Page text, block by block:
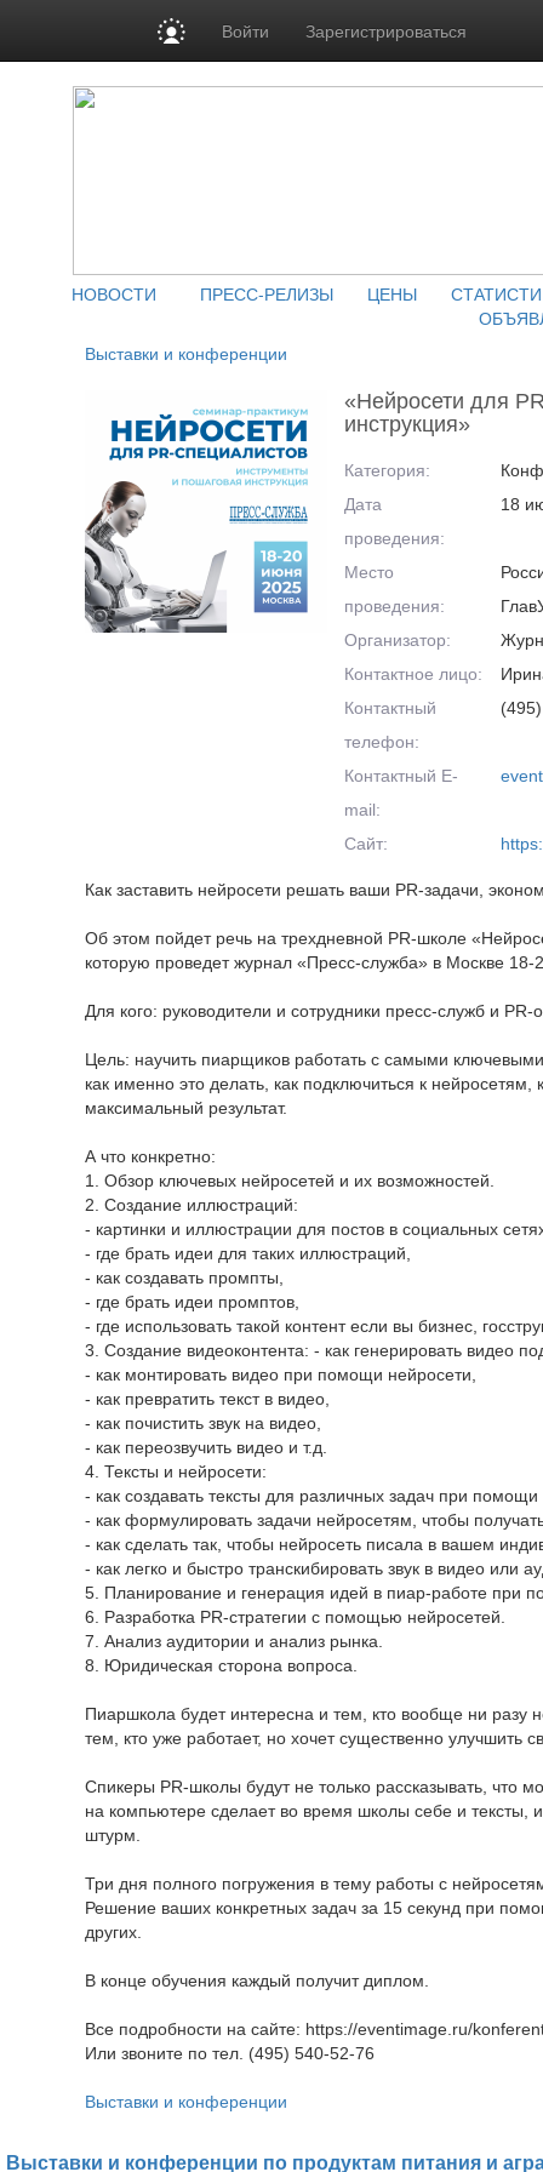
Войти Зарегистрироваться
НОВОСТИ ПРЕСС-РЕЛИЗЫ ЦЕНЫ
Выставки и конференции
«Нейросети для
инструкция»
Категория:
Дата
проведения:
18
Место
проведения:
Организатор:
Контактное лицо:
Контактный
телефон:
Контактный E-
mail:
Сайт:
Как заставить нейросети решать ваши PR-задачи,
Об этом пойдет речь на трехдневной PR-школе
которую проведет журнал «Пресс-служба» в Москве
Для кого: руководители и сотрудники пресс-служб и
Цель: научить пиарщиков работать с самыми
как именно это делать, как подключиться к
максимальный результат.
А что конкретно:
1. Обзор ключевых нейросетей и их возможностей.
2. Создание иллюстраций:
- картинки и иллюстрации для постов в социальных
- где брать идеи для таких иллюстраций,
- как создавать промпты,
- где брать идеи промптов,
- где использовать такой контент если вы бизнес,
3. Создание видеоконтента: - как генерировать видео
- как монтировать видео при помощи нейросети,
- как превратить текст в видео,
- как почистить звук на видео,
- как переозвучить видео и т.д.
4. Тексты и нейросети:
- как создавать тексты для различных задач при
- как формулировать задачи нейросетям, чтобы
- как сделать так, чтобы нейросеть писала в вашем
- как легко и быстро транскибировать звук в видео или
5. Планирование и генерация идей в пиар-работе при
6. Разработка PR-стратегии с помощью нейросетей.
7. Анализ аудитории и анализ рынка.
8. Юридическая сторона вопроса.
Пиаршкола будет интересна и тем, кто вообще ни разу
тем, кто уже работает, но хочет существенно улучшить
Спикеры PR-школы будут не только рассказывать, что
на компьютере сделает во время школы себе и тексты,
штурм.
Три дня полного погружения в тему работы с
Решение ваших конкретных задач за 15 секунд при
других.
В конце обучения каждый получит диплом.
Все подробности на сайте: https://eventimage.ru/
Или звоните по тел. (495) 540-52-76
Выставки и конференции
Выставки и конференции по продуктам питания и